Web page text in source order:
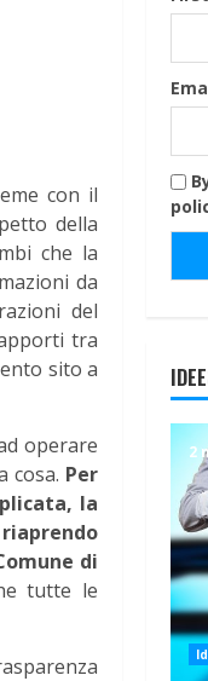
con il
della
che la
da
del
tra
sito a
operare
cosa. Per
la
di
tutte le
2